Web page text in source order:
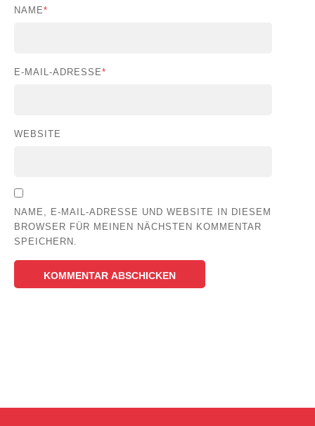
NAME*
E-MAIL-ADRESSE*
WEBSITE
NAME, E-MAIL-ADRESSE UND WEBSITE IN DIESEM
BROWSER FÜR MEINEN NÄCHSTEN KOMMENTAR
SPEICHERN.